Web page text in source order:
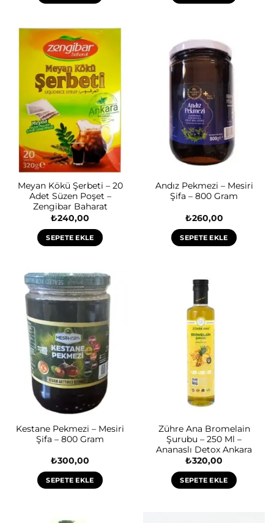
Meyan Kökü Şerbeti – 20
Adet Süzen Poşet –
Zengibar Baharat
₺240,00
SEPETE EKLE
Andız Pekmezi – Mesiri
Şifa – 800 Gram
₺260,00
SEPETE EKLE
Kestane Pekmezi – Mesiri
Şifa – 800 Gram
₺300,00
SEPETE EKLE
Zühre Ana Bromelain
Şurubu – 250 Ml –
Ananaslı Detox Ankara
₺320,00
SEPETE EKLE